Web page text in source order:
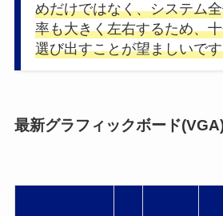
めだけではなく、システム
率も大きく左右するため、
選び出すことが望ましいで
最新グラフィックボード